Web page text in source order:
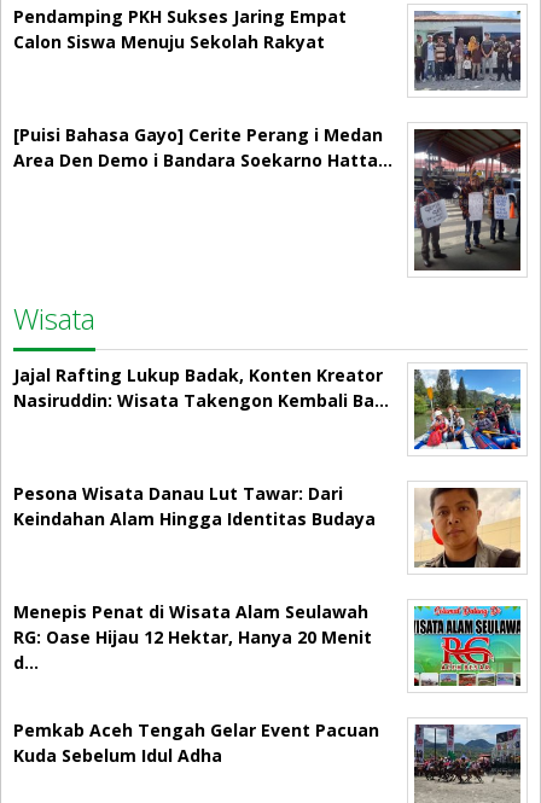
Pendamping PKH Sukses Jaring Empat
Calon Siswa Menuju Sekolah Rakyat
[Puisi Bahasa Gayo] Cerite Perang i Medan
Area Den Demo i Bandara Soekarno Hatta…
Wisata
Jajal Rafting Lukup Badak, Konten Kreator
Nasiruddin: Wisata Takengon Kembali Ba…
Pesona Wisata Danau Lut Tawar: Dari
Keindahan Alam Hingga Identitas Budaya
Menepis Penat di Wisata Alam Seulawah
RG: Oase Hijau 12 Hektar, Hanya 20 Menit
d…
Pemkab Aceh Tengah Gelar Event Pacuan
Kuda Sebelum Idul Adha